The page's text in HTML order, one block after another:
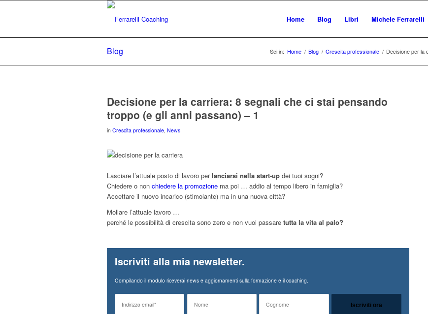
Home Blog Libri Michele Ferrarelli
Blog Sei in: Home / Blog / Crescita professionale / Decisione per la
Decisione per la carriera: 8 segnali che ci stai pensando
troppo (e gli anni passano) – 1
in Crescita professionale, News
Lasciare l’attuale posto di lavoro perlanciarsi nella start-up dei tuoi sogni?
Chiedere o non chiedere la promozione ma poi … addio al tempo libero in famiglia?
Accettare il nuovo incarico (stimolante) ma in una nuova città?
Mollare l’attuale lavoro …
perché le possibilità di crescita sono zero e non vuoi passare tutta la vita al palo?
Iscriviti alla mia newsletter.
Compilando il modulo riceverai news e aggiornamenti sulla formazione e il coaching.